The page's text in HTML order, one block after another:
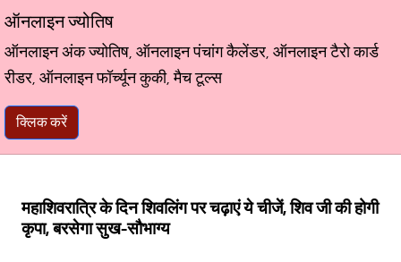
ऑनलाइन ज्योतिष
ऑनलाइन अंक ज्योतिष, ऑनलाइन पंचांग कैलेंडर, ऑनलाइन टैरो कार्ड
रीडर, ऑनलाइन फॉर्च्यून कुकी, मैच टूल्स
क्लिक करें
महाशिवरात्रि के दिन शिवलिंग पर चढ़ाएं ये चीजें, शिव जी की होगी
कृपा, बरसेगा सुख-सौभाग्य